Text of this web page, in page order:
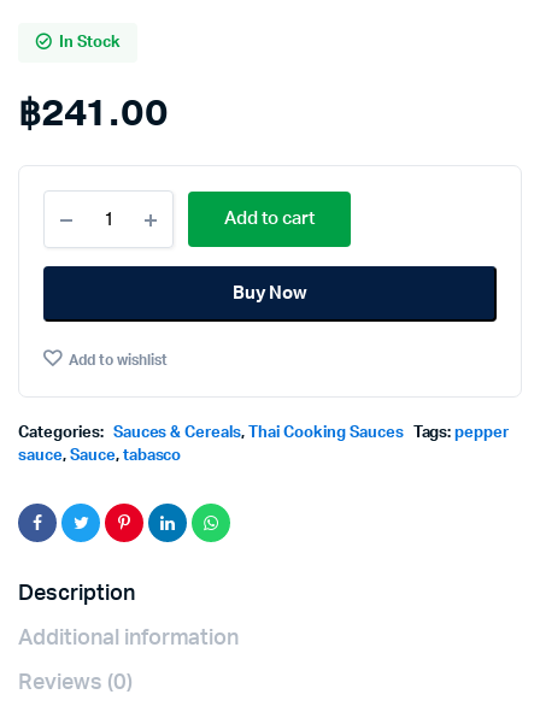
In Stock
฿241.00
Brand
Pepper
Sauce
ทา
สโก
150มล.
quantity
Add to cart
Buy Now
Add to wishlist
Categories: Sauces & Cereals, Thai Cooking Sauces Tags:pepper
sauce, Sauce, tabasco
Description
Additional information
Reviews (0)